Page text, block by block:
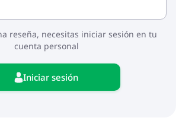
reseña, necesitas iniciar sesión en tu
cuenta personal
Iniciar sesión